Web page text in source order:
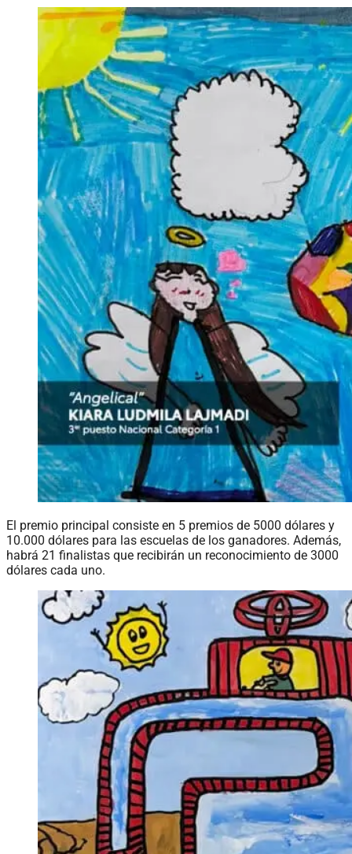
El premio principal consiste en 5 premios de 5000 dólares y
10.000 dólares para las escuelas de los ganadores. Además,
habrá 21 finalistas que recibirán un reconocimiento de 3000
dólares cada uno.